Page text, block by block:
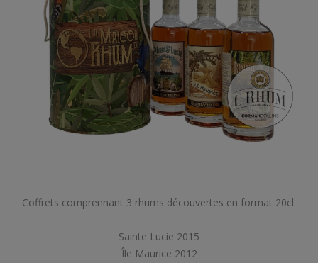
Coffrets comprennant 3 rhums découvertes en format 20cl.
Sainte Lucie 2015
Île Maurice 2012